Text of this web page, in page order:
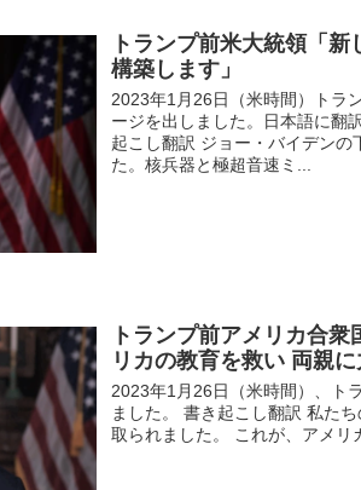
トランプ前米大統領「
構築します」
2023年1月26日（米時間）トラ
ージを出しました。日本語に翻
起こし翻訳 ジョー・バイデンの
た。核兵器と極超音速ミ...
トランプ前アメリカ合
リカの教育を救い 両親
2023年1月26日（米時間）、ト
ました。 書き起こし翻訳 私た
取られました。 これが、アメリ